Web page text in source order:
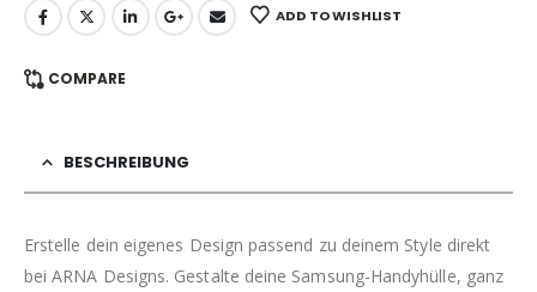
ADD TO WISHLIST
COMPARE
BESCHREIBUNG
Erstelle dein eigenes Design passend zu deinem Style direkt
bei ARNA Designs. Gestalte deine Samsung-Handyhülle, ganz